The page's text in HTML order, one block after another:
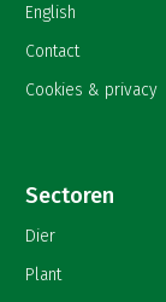
English
Contact
Cookies & privacy
Sectoren
Dier
Plant